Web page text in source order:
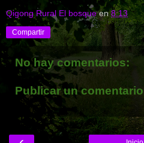
Qigong Rural El bosque en8:13
Compartir
No hay comentarios:
Publicar un comentario